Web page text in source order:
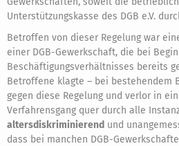
Unterstützungskasse des DGB e.V.
Betroffen von dieser Regelung war
einer DGB-Gewerkschaft, die bei
Beschäftigungsverhältnisses bereits
Betroffene klagte – bei bestehendem
gegen diese Regelung und verlor in
Verfahrensgang quer durch alle
altersdiskriminierend und
dass bei manchen DGB-